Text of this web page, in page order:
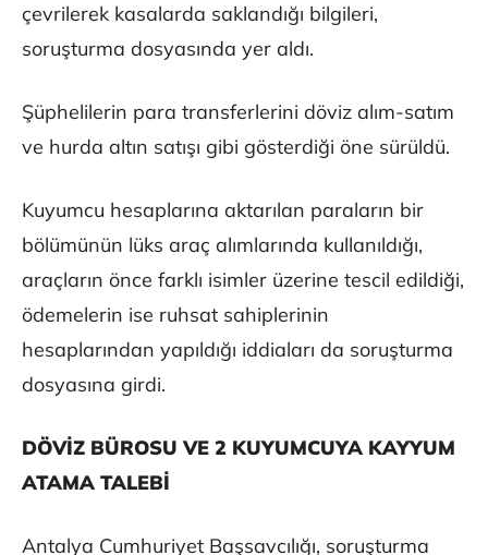
çevrilerek kasalarda saklandığı bilgileri,
soruşturma dosyasında yer aldı.
Şüphelilerin para transferlerini döviz alım-satım
ve hurda altın satışı gibi gösterdiği öne sürüldü.
Kuyumcu hesaplarına aktarılan paraların bir
bölümünün lüks araç alımlarında kullanıldığı,
araçların önce farklı isimler üzerine tescil edildiği,
ödemelerin ise ruhsat sahiplerinin
hesaplarından yapıldığı iddiaları da soruşturma
dosyasına girdi.
DÖVİZ BÜROSU VE 2 KUYUMCUYA KAYYUM
ATAMA TALEBİ
Antalya Cumhuriyet Başsavcılığı, soruşturma